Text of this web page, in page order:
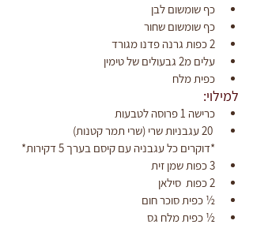
כף שומשום לבן
כף שומשום שחור
2 כפות גרנה פדנו מגורד
עלים מ2 גבעולים של טימין
כפית מלח
למילוי:
כרישה 1 פרוסה לטבעות
*דוקרים כל עגבניה עם קיסם בערך 5 דקירות*
3 כפות שמן זית
2 כפות  סילאן
½ כפית סוכר חום
½ כפית מלח גס